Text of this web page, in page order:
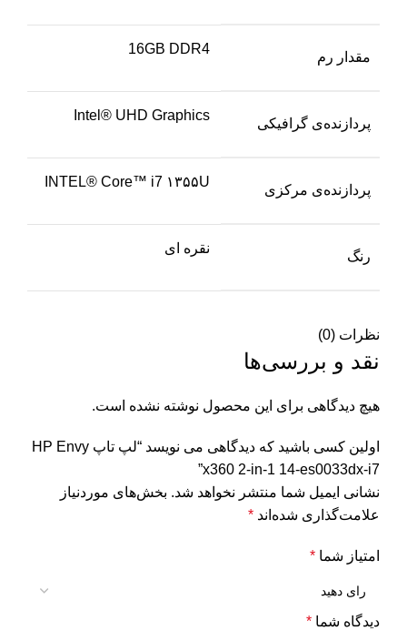
مقدار رم
16GB DDR4
پردازنده‌ی گرافیکی
Intel® UHD Graphics
پردازنده‌ی مرکزی
INTEL® Core™ i7 ۱۳۵۵U
رنگ
نقره ای
نظرات (0)
نقد و بررسی‌ها
هیچ دیدگاهی برای این محصول نوشته نشده است.
اولین کسی باشید که دیدگاهی می نویسد “لپ تاپ HP Envy
x360 2-in-1 14-es0033dx-i7”
نشانی ایمیل شما منتشر نخواهد شد. بخش‌های موردنیاز
علامت‌گذاری شده‌اند *
امتیاز شما *
دیدگاه شما *